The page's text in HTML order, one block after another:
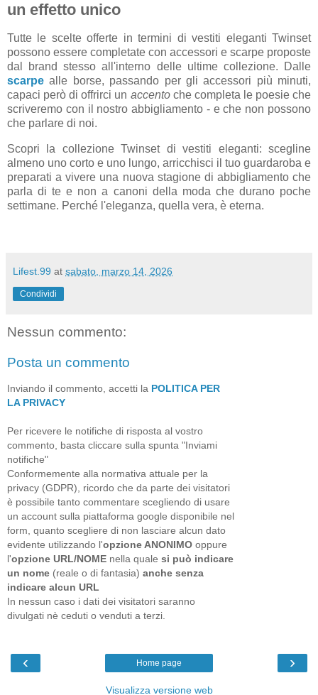
un effetto unico
Tutte le scelte offerte in termini di vestiti eleganti Twinset
possono essere completate con accessori e scarpe proposte
dal brand stesso all'interno delle ultime collezione. Dalle
scarpe alle borse, passando per gli accessori più minuti,
capaci però di offrirci un accentoche completa le poesie che
scriveremo con il nostro abbigliamento - e che non possono
che parlare di noi.
Scopri la collezione Twinset di vestiti eleganti: scegline
almeno uno corto e uno lungo, arricchisci il tuo guardaroba e
preparati a vivere una nuova stagione di abbigliamento che
parla di te e non a canoni della moda che durano poche
settimane. Perché l'eleganza, quella vera, è eterna.
Lifest.99 at sabato, marzo 14, 2026
Condividi
Nessun commento:
Posta un commento
Inviando il commento, accetti la POLITICA PER
LA PRIVACY
Per ricevere le notifiche di risposta al vostro
commento, basta cliccare sulla spunta "Inviami
notifiche"
Conformemente alla normativa attuale per la
privacy (GDPR), ricordo che da parte dei visitatori
è possibile tanto commentare scegliendo di usare
un account sulla piattaforma google disponibile nel
form, quanto scegliere di non lasciare alcun dato
evidente utilizzando l'opzione ANONIMO oppure
l'opzione URL/NOME nella quale si può indicare
un nome (reale o di fantasia) anche senza
indicare alcun URL
In nessun caso i dati dei visitatori saranno
divulgati nè ceduti o venduti a terzi.
‹ ›
Home page
Visualizza versione web